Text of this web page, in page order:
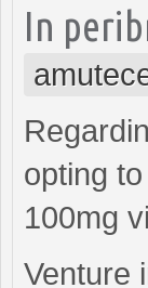
In
opting
100mg
Venture